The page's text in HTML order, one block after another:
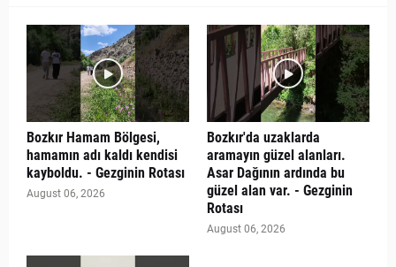
Bozkır Hamam Bölgesi,
hamamın adı kaldı kendisi
kayboldu. - Gezginin Rotası
August 06, 2026
Bozkır'da uzaklarda
aramayın güzel alanları.
Asar Dağının ardında bu
güzel alan var. - Gezginin
Rotası
August 06, 2026